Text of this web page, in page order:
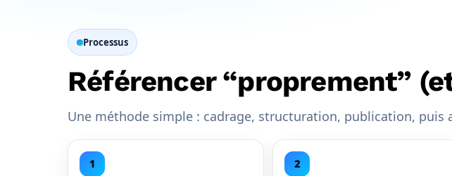
Processus
Référencer “proprement”
Une méthode simple : cadrage, structuration, publication,
1 2